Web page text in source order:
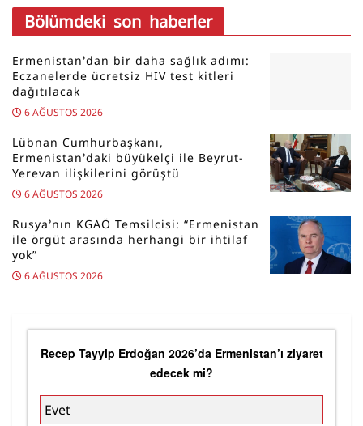
Bölümdeki son haberler
Ermenistan’dan bir daha sağlık adımı:
Eczanelerde ücretsiz HIV test kitleri
dağıtılacak
6 AĞUSTOS 2026
Lübnan Cumhurbaşkanı,
Ermenistan’daki büyükelçi ile Beyrut-
Yerevan ilişkilerini görüştü
6 AĞUSTOS 2026
Rusya’nın KGAÖ Temsilcisi: “Ermenistan
ile örgüt arasında herhangi bir ihtilaf
yok”
6 AĞUSTOS 2026
Recep Tayyip Erdoğan 2026’da Ermenistan’ı ziyaret
edecek mi?
Evet